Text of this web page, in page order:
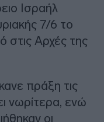
Ισραήλ
7/6 το
στις Αρχές της
πράξη τις
νωρίτερα, ενώ
οι